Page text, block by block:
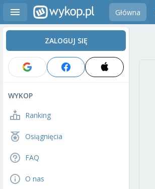
Główna
ZALOGUJ SIĘ
WYKOP
Ranking
Osiągnięcia
FAQ
O nas